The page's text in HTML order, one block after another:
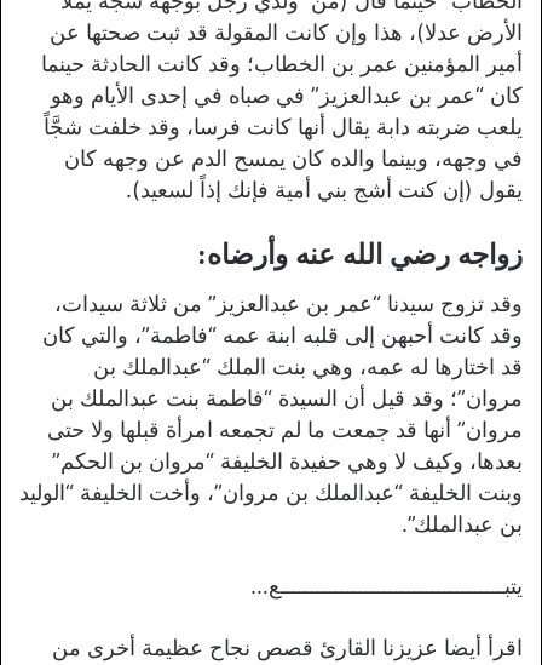
الأرض عدلا)، هذا وإن كانت المقولة قد ثبت صحتها عن
أمير المؤمنين عمر بن الخطاب؛ وقد كانت الحادثة حينما
كان “عمر بن عبدالعزيز” في صباه في إحدى الأيام وهو
يلعب ضربته دابة يقال أنها كانت فرسا، وقد خلفت شجَّاً
في وجهه، وبينما والده كان يمسح الدم عن وجهه كان
يقول (إن كنت أشج بني أمية فإنك إذاً لسعيد).
زواجه رضي الله عنه وأرضاه:
وقد تزوج سيدنا “عمر بن عبدالعزيز” من ثلاثة سيدات،
وقد كانت أحبهن إلى قلبه ابنة عمه “فاطمة”، والتي كان
قد اختارها له عمه، وهي بنت الملك “عبدالملك بن
مروان”؛ وقد قيل أن السيدة “فاطمة بنت عبدالملك بن
مروان” أنها قد جمعت ما لم تجمعه امرأة قبلها ولا حتى
بعدها، وكيف لا وهي حفيدة الخليفة “مروان بن الحكم”
وبنت الخليفة “عبدالملك بن مروان”، وأخت الخليفة “الوليد
بن عبدالملك”.
يتبـــــــــــــــــــــــــــــــــــــع…
اقرأ أيضا عزيزنا القارئ قصص نجاح عظيمة أخرى من